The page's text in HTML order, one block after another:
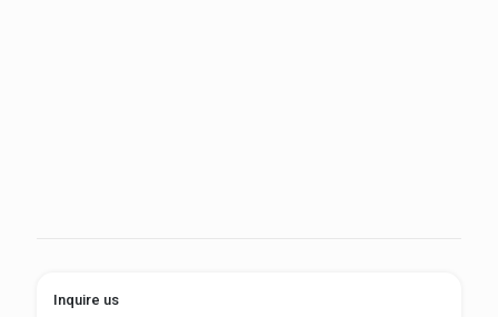
Inquire us